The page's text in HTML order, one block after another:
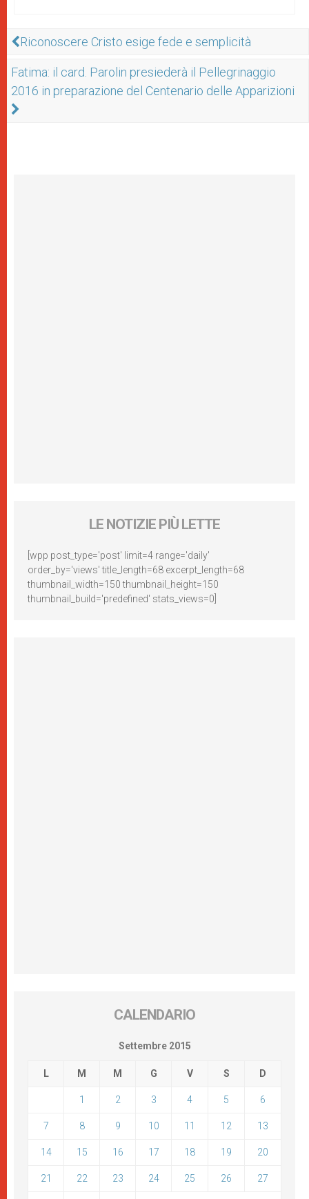
Riconoscere Cristo esige fede e semplicità
Fatima: il card. Parolin presiederà il Pellegrinaggio
2016 in preparazione del Centenario delle Apparizioni
LE NOTIZIE PIÙ LETTE
[wpp post_type='post' limit=4 range='daily'
order_by='views' title_length=68 excerpt_length=68
thumbnail_width=150 thumbnail_height=150
thumbnail_build='predefined' stats_views=0]
CALENDARIO
Settembre 2015
L M M G V S D
1 2 3 4 5 6
7 8 9 10 11 12 13
14 15 16 17 18 19 20
21 22 23 24 25 26 27